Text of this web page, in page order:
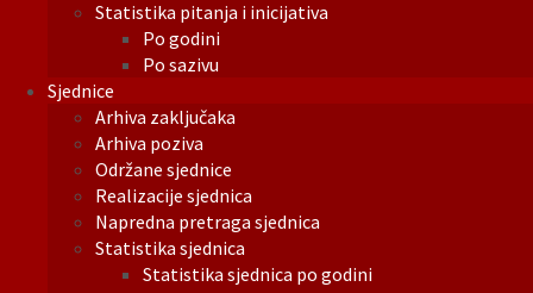
Statistika pitanja i inicijativa
Po godini
Po sazivu
Sjednice
Arhiva zaključaka
Arhiva poziva
Održane sjednice
Realizacije sjednica
Napredna pretraga sjednica
Statistika sjednica
Statistika sjednica po godini